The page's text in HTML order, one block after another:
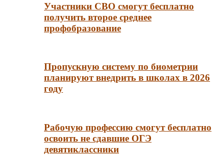
Участники СВО смогут бесплатно
получить второе среднее
профобразование
Пропускную систему по биометрии
планируют внедрить в школах в 2026
году
Рабочую профессию смогут бесплатно
освоить не сдавшие ОГЭ
девятиклассники